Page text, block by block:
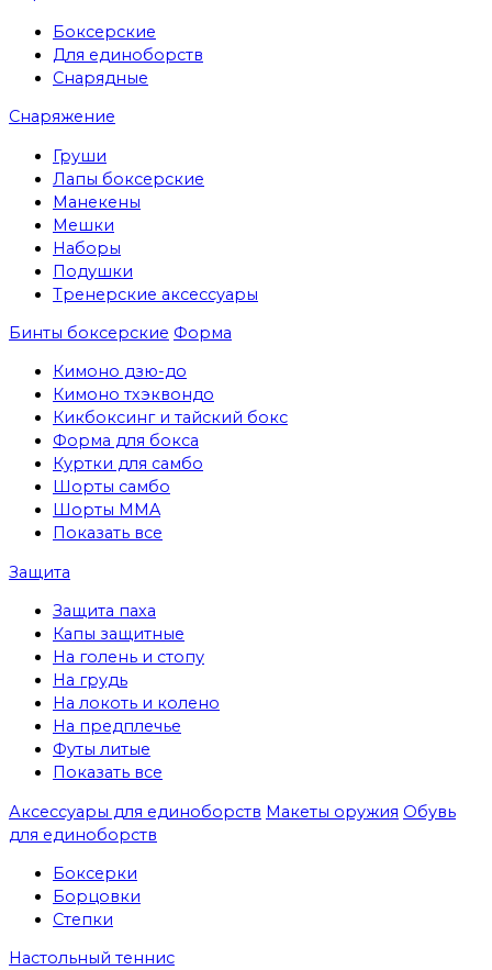
Боксерские
Для единоборств
Снарядные
Снаряжение
Груши
Лапы боксерские
Манекены
Мешки
Наборы
Подушки
Тренерские аксессуары
Бинты боксерские Форма
Кимоно дзю-до
Кимоно тхэквондо
Кикбоксинг и тайский бокс
Форма для бокса
Куртки для самбо
Шорты самбо
Шорты MMA
Показать все
Защита
Защита паха
Капы защитные
На голень и стопу
На грудь
На локоть и колено
На предплечье
Футы литые
Показать все
Аксессуары для единоборств Макеты оружия Обувь
для единоборств
Боксерки
Борцовки
Степки
Настольный теннис